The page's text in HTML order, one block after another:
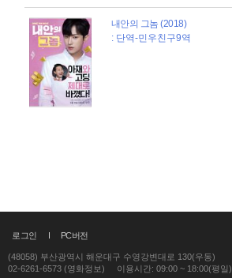
내안의 그놈 (2018)
: 단역-민우친구9역
로그인 PC버전
(48058) 부산광역시 해운대구 수영강변대로 130(우동)
02-6261-6573 (영화정보)
이용시간: 09:00 ~ 18:00(평일)